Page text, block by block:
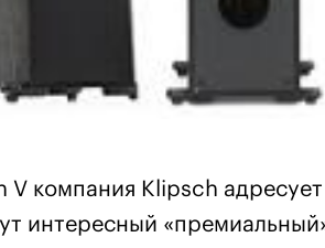
V компания Klipsch
интересный